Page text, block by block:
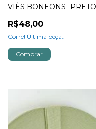
VIÈS BONEONS -PRETO
R$48,00
Corre! Última peça..
Comprar